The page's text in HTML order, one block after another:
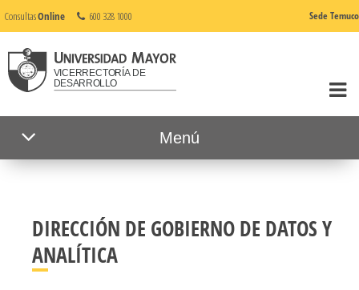
ConsultasOnline 600 328 1000 Sede Temuco
Menú
DIRECCIÓN DE GOBIERNO DE DATOS Y
ANALÍTICA